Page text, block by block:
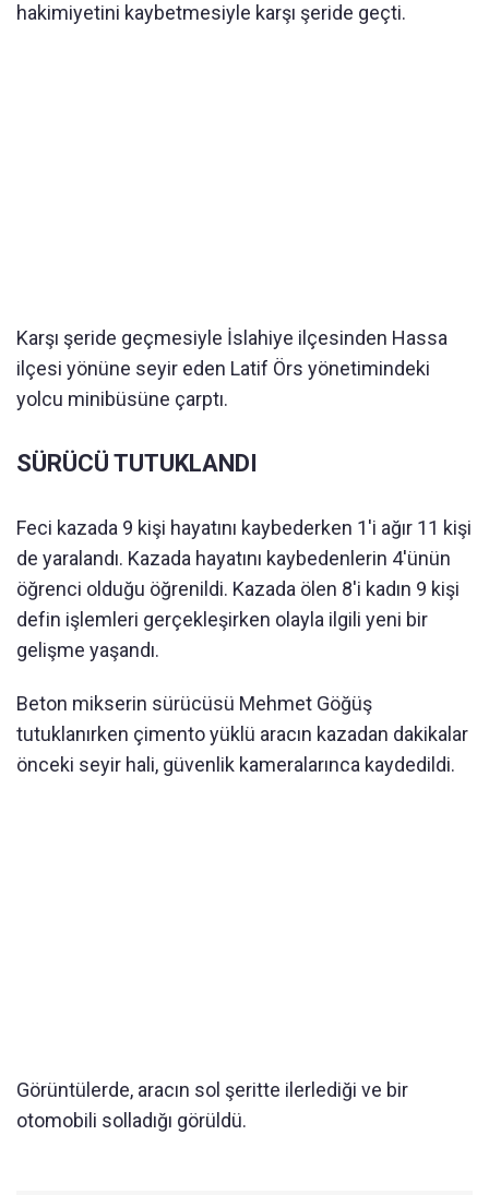
hakimiyetini kaybetmesiyle karşı şeride geçti.
Karşı şeride geçmesiyle İslahiye ilçesinden Hassa
ilçesi yönüne seyir eden Latif Örs yönetimindeki
yolcu minibüsüne çarptı.
SÜRÜCÜ TUTUKLANDI
Feci kazada 9 kişi hayatını kaybederken 1'i ağır 11 kişi
de yaralandı. Kazada hayatını kaybedenlerin 4'ünün
öğrenci olduğu öğrenildi. Kazada ölen 8'i kadın 9 kişi
defin işlemleri gerçekleşirken olayla ilgili yeni bir
gelişme yaşandı.
Beton mikserin sürücüsü Mehmet Göğüş
tutuklanırken çimento yüklü aracın kazadan dakikalar
önceki seyir hali, güvenlik kameralarınca kaydedildi.
Görüntülerde, aracın sol şeritte ilerlediği ve bir
otomobili solladığı görüldü.